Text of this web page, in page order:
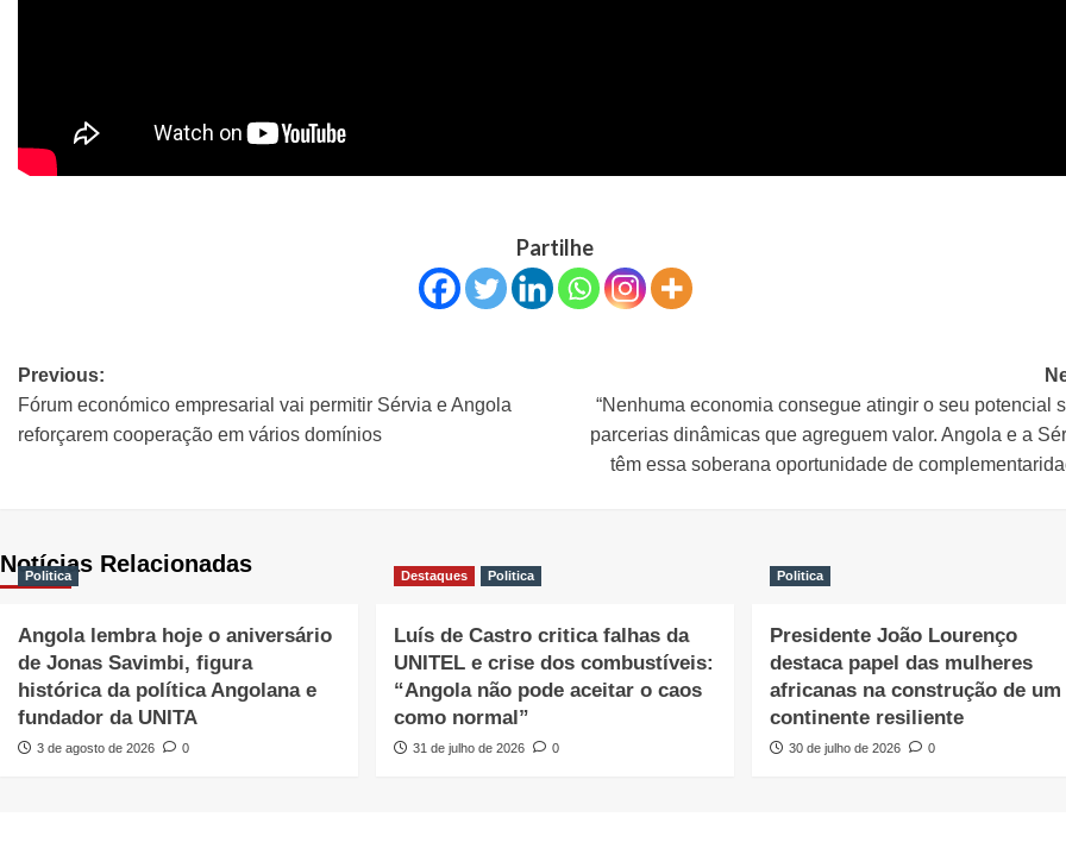
Partilhe
Previous:
Fórum económico empresarial vai permitir Sérvia e Angola
reforçarem cooperação em vários domínios
“Nenhuma economia consegue atingir o seu potencial
parcerias dinâmicas que agreguem valor. Angola e a
têm essa soberana oportunidade de
Notícias Relacionadas
Politica
Angola lembra hoje o aniversário
de Jonas Savimbi, figura
histórica da política Angolana e
fundador da UNITA
3 de agosto de 2026 0
Destaques Politica
Luís de Castro critica falhas da
UNITEL e crise dos combustíveis:
“Angola não pode aceitar o caos
como normal”
31 de julho de 2026 0
Politica
Presidente João Lourenço
destaca papel das mulheres
africanas na construção de um
continente resiliente
30 de julho de 2026 0